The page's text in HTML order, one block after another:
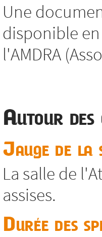
Une
disponible
l'AMDRA
Autour des
Jauge de la
La salle de
assises.
Durée des